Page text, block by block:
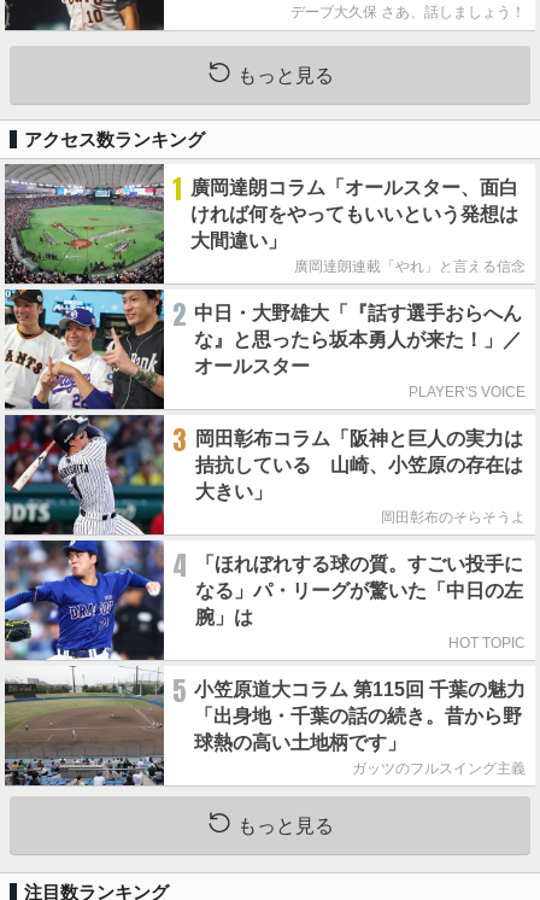
デーブ大久保 さあ、話しましょう！
もっと見る
アクセス数ランキング
1 廣岡達朗コラム「オールスター、面白
ければ何をやってもいいという発想は
大間違い」
廣岡達朗連載「やれ」と言える信念
2 中日・大野雄大「『話す選手おらへん
な』と思ったら坂本勇人が来た！」／
オールスター
PLAYER'S VOICE
3
岡田彰布コラム「阪神と巨人の実力は
拮抗している 山崎、小笠原の存在は
大きい」
岡田彰布のそらそうよ
4
「ほれぼれする球の質。すごい投手に
なる」パ・リーグが驚いた「中日の左
腕」は
HOT TOPIC
5 小笠原道大コラム 第115回 千葉の魅力
「出身地・千葉の話の続き。昔から野
球熱の高い土地柄です」
ガッツのフルスイング主義
もっと見る
注目数ランキング